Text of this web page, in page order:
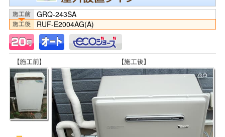
GRQ-243SA
RUF-E2004AG(A)